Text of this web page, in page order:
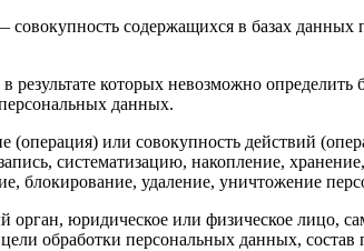
совокупность содержащихся в базах
результате которых невозможно
данных.
(операция) или совокупность действий
систематизацию, накопление,
блокирование, удаление, уничтожение
юридическое или физическое лицо,
обработки персональных данных,